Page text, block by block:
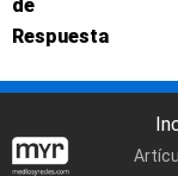
de
Respuesta